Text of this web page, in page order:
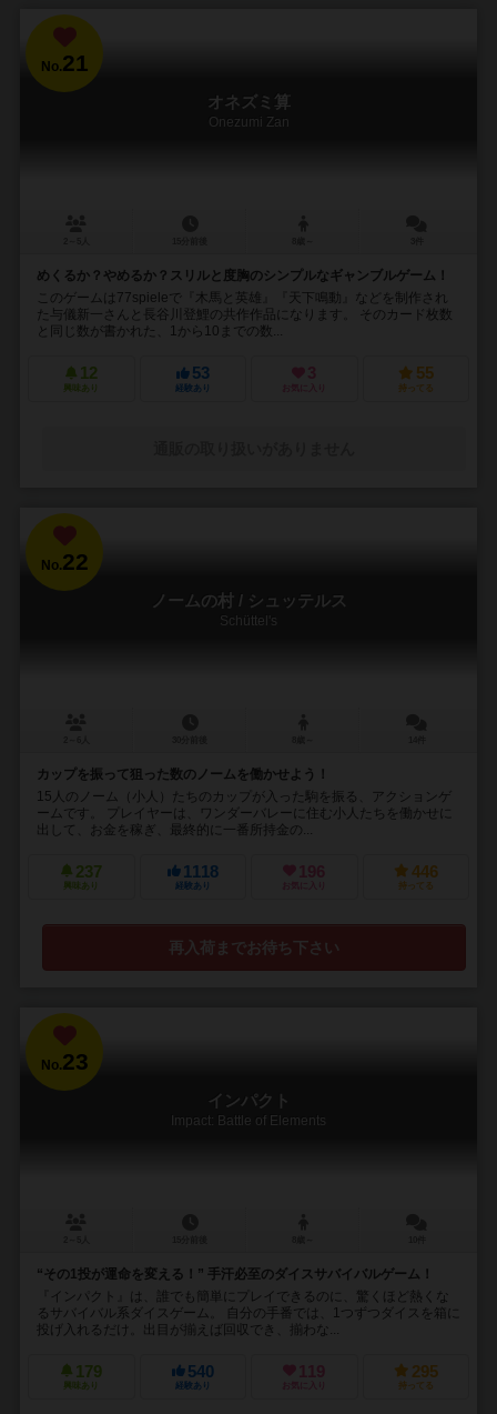
No.21
オネズミ算
Onezumi Zan
めくるか？やめるか？スリルと度胸のシンプルなギャンブルゲーム！
このゲームは77spieleで『木馬と英雄』『天下鳴動』などを制作され
た与儀新一さんと長谷川登鯉の共作作品になります。 そのカード枚数
と同じ数が書かれた、1から10までの数...
12
興味あり
53
経験あり
3
お気に入り
55
持ってる
No.22
ノームの村 / シュッテルス
Schüttel's
カップを振って狙った数のノームを働かせよう！
15人のノーム（小人）たちのカップが入った駒を振る、アクションゲ
ームです。 プレイヤーは、ワンダーバレーに住む小人たちを働かせに
出して、お金を稼ぎ、最終的に一番所持金の...
237
興味あり
1118
経験あり
196
お気に入り
446
持ってる
再入荷までお待ち下さい
No.23
インパクト
Impact: Battle of Elements
“その1投が運命を変える！” 手汗必至のダイスサバイバルゲーム！
『インパクト』は、誰でも簡単にプレイできるのに、驚くほど熱くな
るサバイバル系ダイスゲーム。 自分の手番では、1つずつダイスを箱に
投げ入れるだけ。出目が揃えば回収でき、揃わな...
179
興味あり
540
経験あり
119
お気に入り
295
持ってる